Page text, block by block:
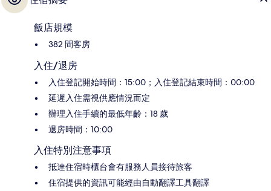
飯店規模
382 間客房
入住/退房
入住登記開始時間：15:00；入住登記結束時間：00:00
延遲入住需視供應情況而定
辦理入住手續的最低年齡：18 歲
退房時間：10:00
入住特別注意事項
抵達住宿時櫃台會有服務人員接待旅客
住宿提供的資訊可能經由自動翻譯工具翻譯